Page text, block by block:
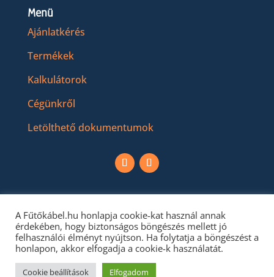
Menü
Ajánlatkérés
Termékek
Kalkulátorok
Cégünkről
Letölthető dokumentumok
A Fűtőkábel.hu honlapja cookie-kat használ annak
érdekében, hogy biztonságos böngészés mellett jó
felhasználói élményt nyújtson. Ha folytatja a böngészést a
honlapon, akkor elfogadja a cookie-k használatát.
Cookie beállítások Elfogadom